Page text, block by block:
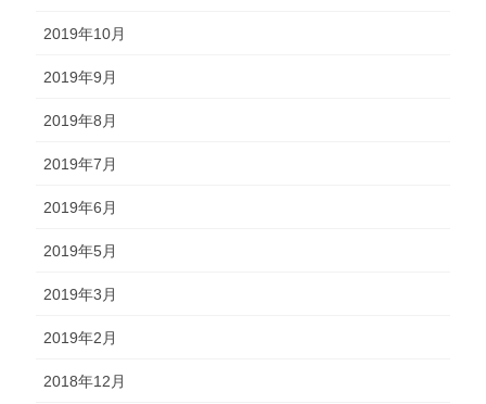
2019年10月
2019年9月
2019年8月
2019年7月
2019年6月
2019年5月
2019年3月
2019年2月
2018年12月